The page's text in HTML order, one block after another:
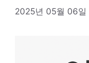
2025년 05월 06일